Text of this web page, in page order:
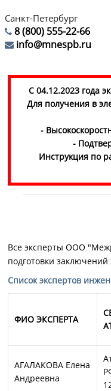
Санкт-Петербург
8 (800) 555-22-66
info@mnespb.ru
С 04.12.2023 года
Для получения в
-
-
Инструкция по
Все эксперты ООО
подготовки
Список экспертов
ФИО ЭКСПЕРТА
АГАЛАКОВА Елена
Андреевна